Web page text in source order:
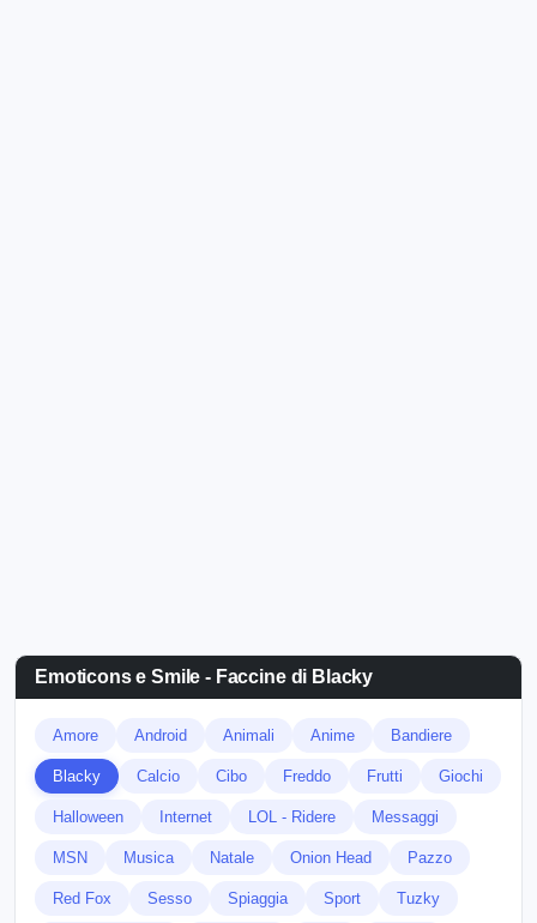
Emoticons e Smile - Faccine di Blacky
Amore Android Animali Anime Bandiere
Blacky Calcio Cibo Freddo Frutti Giochi
Halloween Internet LOL - Ridere Messaggi
MSN Musica Natale Onion Head Pazzo
Red Fox Sesso Spiaggia Sport Tuzky